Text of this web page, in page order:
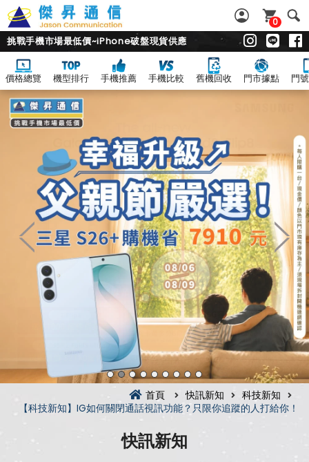
0
挑戰手機市場最低價~iPhone破盤現貨供應
價格總覽 機型排行 手機推薦 手機比較 舊機回收 門市據點 門
首頁 快訊新知
科技新知
【科技新知】IG如何關閉通話視訊功能？只限你追蹤的人打給你！
快訊新知